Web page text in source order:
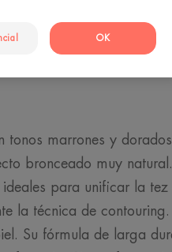
matificante,
tonos marrones y
bronceado muy
para unificar la
la técnica de
Su fórmula de larga
OK